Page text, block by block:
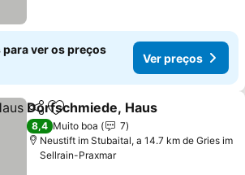
para ver os preços
Ver preços
PartilharAdicionar aos favoritos
Dorfschmiede, Haus
8,4 Muito boa
7
Neustift im Stubaital, a 14.7 km de Gries im
Sellrain-Praxmar